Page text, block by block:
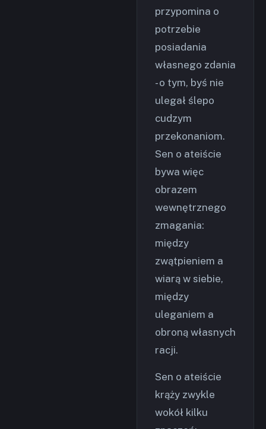
przypomina o
potrzebie
posiadania
własnego zdania
- o tym, byś nie
ulegał ślepo
cudzym
przekonaniom.
Sen o ateiście
bywa więc
obrazem
wewnętrznego
zmagania:
między
zwątpieniem a
wiarą w siebie,
między
uleganiem a
obroną własnych
racji.
Sen o ateiście
krąży zwykle
wokół kilku